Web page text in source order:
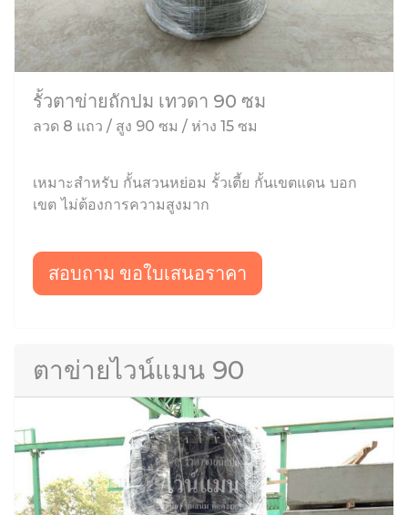
รั้วตาข่ายถักปม เทวดา 90 ซม
ลวด 8 แถว / สูง 90 ซม / ห่าง 15 ซม
เหมาะสำหรับ กั้นสวนหย่อม รั้วเตี้ย กั้นเขตแดน บอก
เขต ไม่ต้องการความสูงมาก
สอบถาม ขอใบเสนอราคา
ตาข่ายไวน์แมน 90